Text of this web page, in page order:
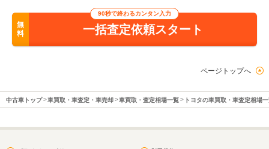
無
料
90秒で終わるカンタン入力
一括査定依頼スタート
ページトップへ
中古車トップ 車買取・車査定・車売却 車買取・査定相場一覧 トヨタの車買取・車査定相場